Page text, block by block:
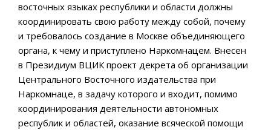
восточных языках республики и области должны
координировать свою работу между собой, почему
и требовалось создание в Москве объединяющего
органа, к чему и приступлено Наркомнацем. Внесен
в Президиум ВЦИК проект декрета об организации
Центрального Восточного издательства при
Наркомнаце, в задачу которого и входит, помимо
координирования деятельности автономных
республик и областей, оказание всяческой помощи